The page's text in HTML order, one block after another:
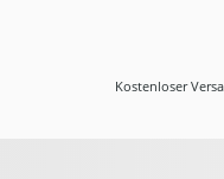
Kostenloser